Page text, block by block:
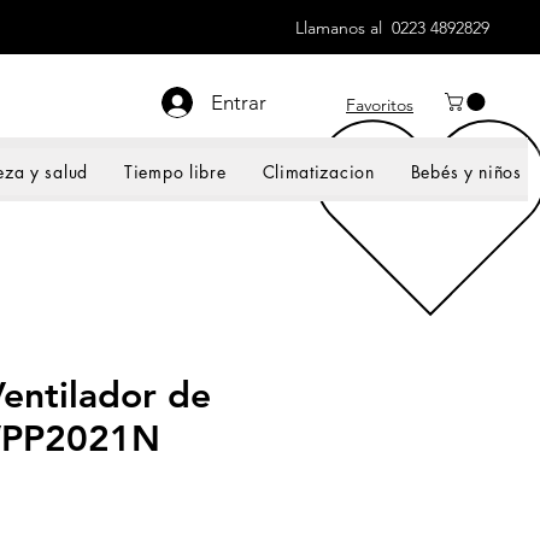
Llamanos al 0223 4892829
Entrar Favoritos
y salud Tiempo libre Climatizacion Bebés y niños
de